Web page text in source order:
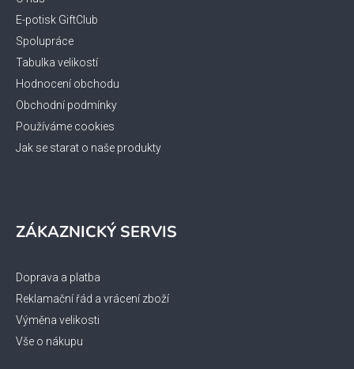
E-potisk GiftClub
Spolupráce
Tabulka velikostí
Hodnocení obchodu
Obchodní podmínky
Používáme cookies
Jak se starat o naše produkty
ZÁKAZNICKÝ SERVIS
Doprava a platba
Reklamační řád a vrácení zboží
Výměna velikosti
Vše o nákupu